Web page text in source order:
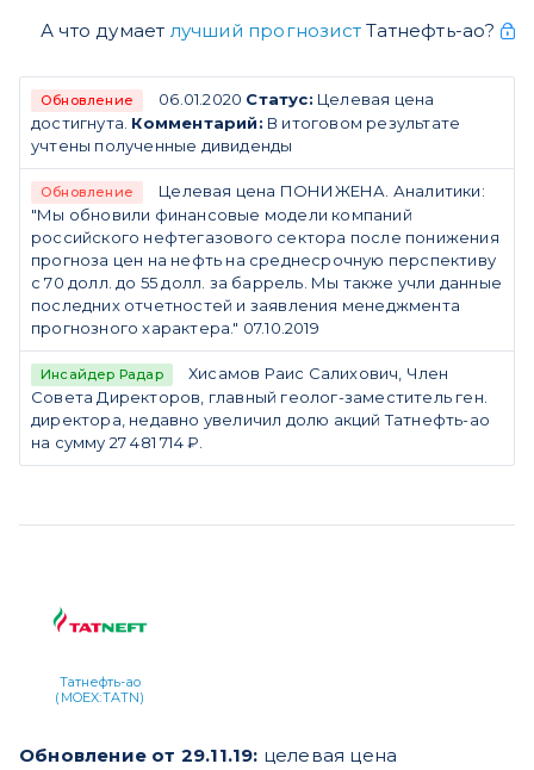
А что думает лучший прогнозистТатнефть-ао?
Обновление 06.01.2020 Статус: Целевая цена
достигнута. Комментарий: В итоговом результате
учтены полученные дивиденды
Обновление
Целевая цена ПОНИЖЕНА. Аналитики:
"Мы обновили финансовые модели компаний
российского нефтегазового сектора после понижения
прогноза цен на нефть на среднесрочную перспективу
с 70 долл. до 55 долл. за баррель. Мы также учли данные
последних отчетностей и заявления менеджмента
прогнозного характера." 07.10.2019
Инсайдер Радар
Хисамов Раис Салихович, Член
Совета Директоров, главный геолог-заместитель ген.
директора, недавно увеличил долю акций Татнефть-ао
на сумму 27 481 714 ₽.
Татнефть-ао
(MOEX:TATN)
Обновление от 29.11.19: целевая цена